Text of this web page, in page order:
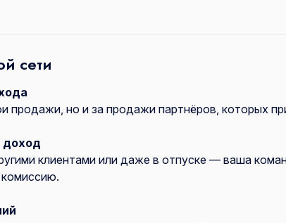
сети
продажи, но и за продажи партнёров, которых
доход
клиентами или даже в отпуске — ваша